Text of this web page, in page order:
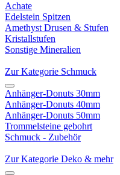
Achate
Edelstein Spitzen
Amethyst Drusen & Stufen
Kristallstufen
Sonstige Mineralien
Zur Kategorie Schmuck
Anhänger-Donuts 30mm
Anhänger-Donuts 40mm
Anhänger-Donuts 50mm
Trommelsteine gebohrt
Schmuck - Zubehör
Zur Kategorie Deko & mehr